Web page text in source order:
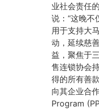
业社会责任
说：“这晚不
用于支持大
动，延续慈
益，聚焦于
售连锁协会
得的所有善
向其企业合
Program